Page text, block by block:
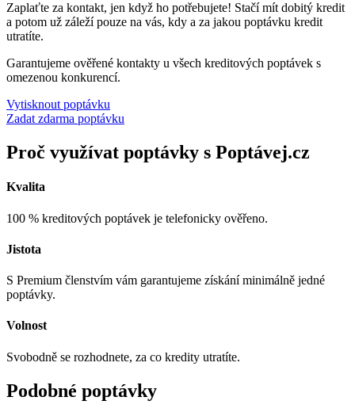
Zaplaťte za kontakt, jen když ho potřebujete! Stačí mít dobitý kredit
a potom už záleží pouze na vás, kdy a za jakou poptávku kredit
utratíte.
Garantujeme ověřené kontakty u všech kreditových poptávek s
omezenou konkurencí.
Vytisknout poptávku
Zadat zdarma poptávku
Proč využívat poptávky s Poptávej.cz
Kvalita
100 % kreditových poptávek je telefonicky ověřeno.
Jistota
S Premium členstvím vám garantujeme získání minimálně jedné
poptávky.
Volnost
Svobodně se rozhodnete, za co kredity utratíte.
Podobné poptávky